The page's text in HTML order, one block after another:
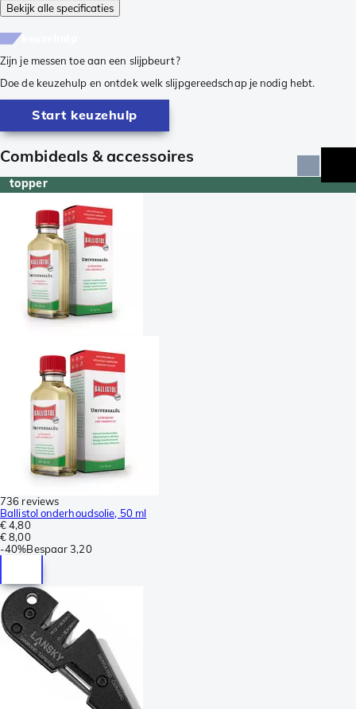
Bekijk alle specificaties
Zijn je messen toe aan een slijpbeurt?
Doe de keuzehulp en ontdek welk slijpgereedschap je nodig hebt.
Start keuzehulp
Combideals & accessoires
topper
736 reviews
Ballistol onderhoudsolie, 50 ml
€ 4,80
€ 8,00
-40%Bespaar 3,20